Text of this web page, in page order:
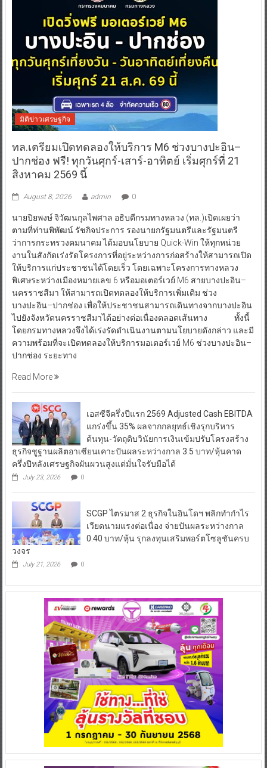
มิติข่าวเศรษฐกิจ
ทล.เตรียมเปิดทดลองให้บริการ M6 ช่วงบางปะอิน–
ปากช่อง ฟรี! ทุกวันศุกร์-เสาร์-อาทิตย์ เริ่มศุกร์ที่ 21
สิงหาคม 2569 นี้
August 8, 2026 admin 0
นายปิยพงษ์ จิวัฒนกุลไพศาล อธิบดีกรมทางหลวง (ทล.)เปิดเผยว่า
ตามที่ท่านพิพัฒน์ รัชกิจประการ รองนายกรัฐมนตรีและรัฐมนตรี
ว่าการกระทรวงคมนาคม ได้มอบนโยบาย Quick-Win ให้ทุกหน่วย
งานในสังกัดเร่งรัดโครงการที่อยู่ระหว่างการก่อสร้างให้สามารถเปิด
ให้บริการแก่ประชาชนได้โดยเร็ว โดยเฉพาะโครงการทางหลวง
พิเศษระหว่างเมืองหมายเลข 6 หรือมอเตอร์เวย์ M6 สายบางปะอิน–
นครราชสีมา ให้สามารถเปิดทดลองให้บริการเพิ่มเติม ช่วง
บางปะอิน–ปากช่อง เพื่อให้ประชาชนสามารถเดินทางจากบางปะอิน
ไปยังจังหวัดนครราชสีมาได้อย่างต่อเนื่องตลอดเส้นทาง ทั้งนี้
โดยกรมทางหลวงจึงได้เร่งรัดดำเนินงานตามนโยบายดังกล่าว และมี
ความพร้อมที่จะเปิดทดลองให้บริการมอเตอร์เวย์ M6 ช่วงบางปะอิน–
ปากช่อง ระยะทาง
Read More
เอสซีจีครึ่งปีแรก 2569 Adjusted Cash EBITDA
แกร่งขึ้น 35% ผลจากกลยุทธ์เชิงรุกบริหาร
ต้นทุน-วัตถุดิบวินัยการเงินเข้มปรับโครงสร้าง
ธุรกิจชูฐานผลิตอาเซียนเคาะปันผลระหว่างกาล 3.5 บาท/หุ้นคาด
ครึ่งปีหลังเศรษฐกิจผันผวนสูงแต่มั่นใจรับมือได้
July 23, 2026 0
SCGP ไตรมาส 2 ธุรกิจในอินโดฯ พลิกทำกำไร
เวียดนามแรงต่อเนื่อง จ่ายปันผลระหว่างกาล
0.40 บาท/หุ้น รุกลงทุนเสริมพอร์ตโซลูชันครบ
วงจร
July 21, 2026 0